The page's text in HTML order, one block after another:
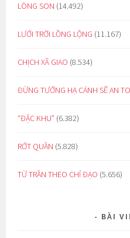
LÒNG SON (14.492)
LƯỚI TRỜI LỒNG LỘNG (11.167)
CHỊCH XÃ GIAO (8.534)
ĐỪNG TƯỞNG HẠ CÁNH SẼ AN
“ĐẶC KHU” (6.382)
RỚT QUẦN (5.828)
TỪ TRẦN THEO CHỈ ĐẠO (5.656)
BÀI